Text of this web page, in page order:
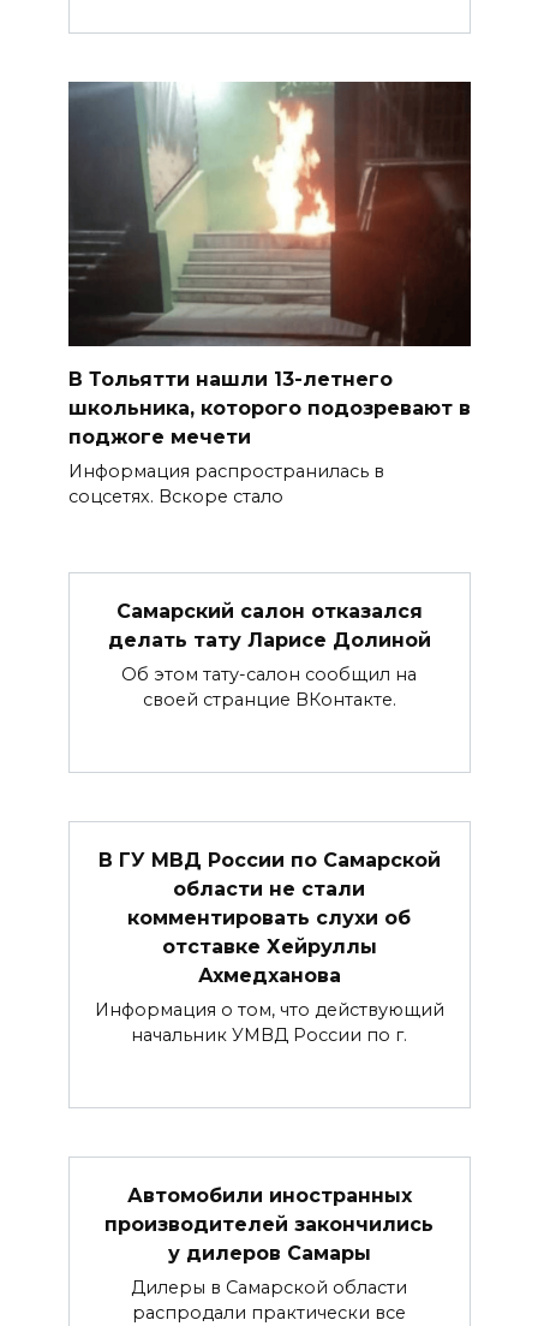
В Тольятти нашли 13-летнего
школьника, которого подозревают в
поджоге мечети
Информация распространилась в
соцсетях. Вскоре стало
Самарский салон отказался
делать тату Ларисе Долиной
Об этом тату-салон сообщил на
своей странцие ВКонтакте.
В ГУ МВД России по Самарской
области не стали
комментировать слухи об
отставке Хейруллы
Ахмедханова
Информация о том, что действующий
начальник УМВД России по г.
Автомобили иностранных
производителей закончились
у дилеров Самары
Дилеры в Самарской области
распродали практически все